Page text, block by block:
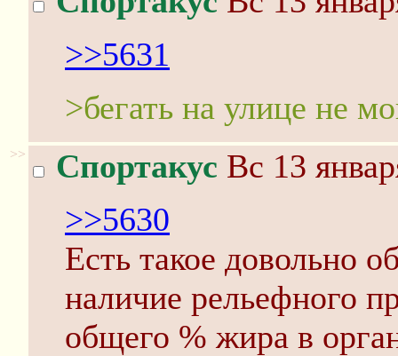
>>5631
>бегать на улице не
>> Спортакус Вс 13
>>5630
Есть такое довольно
наличие рельефного
общего % жира в